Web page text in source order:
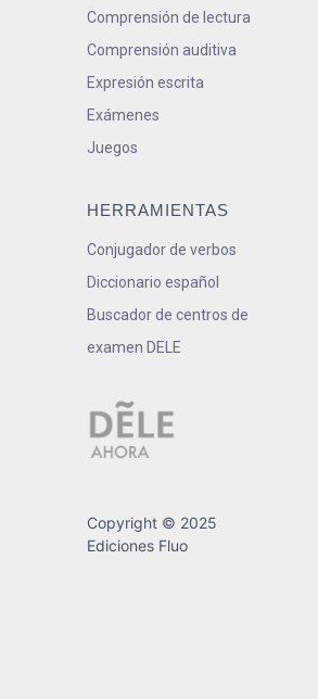
Comprensión de lectura
Comprensión auditiva
Expresión escrita
Exámenes
Juegos
HERRAMIENTAS
Conjugador de verbos
Diccionario español
Buscador de centros de
examen DELE
Copyright © 2025
Ediciones Fluo